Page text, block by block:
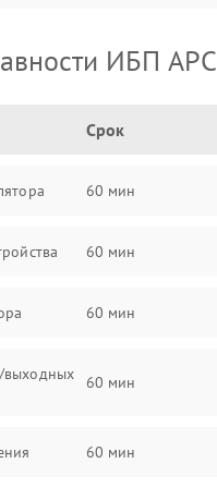
ИБП APC
Срок
60 мин
60 мин
60 мин
выходных
60 мин
60 мин